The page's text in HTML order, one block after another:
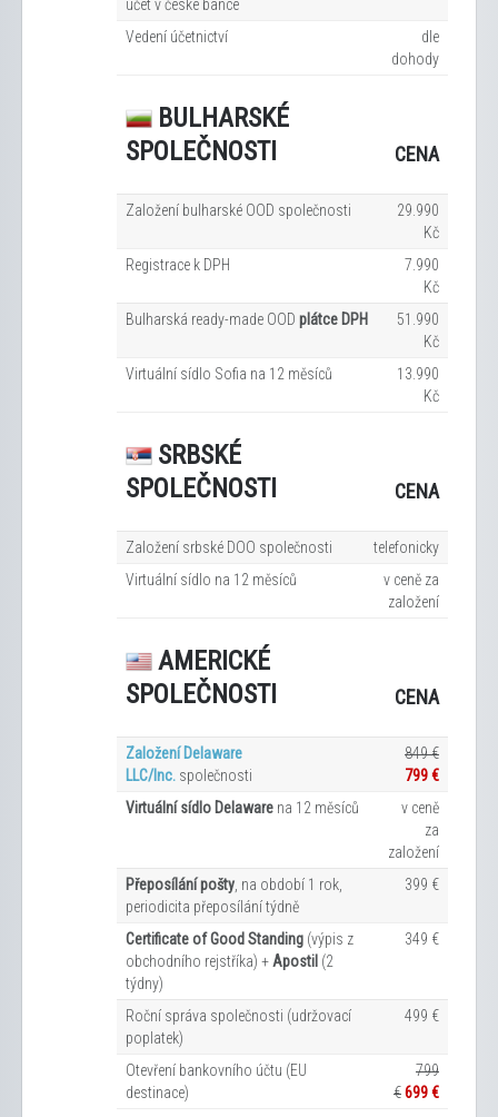
účet v české bance
Vedení účetnictví
dle
dohody
BULHARSKÉ
SPOLEČNOSTI
CENA
Založení bulharské OOD společnosti
29.990
Kč
Registrace k DPH
7.990
Kč
Bulharská ready-made OOD plátce DPH
51.990
Kč
Virtuální sídlo Sofia na 12 měsíců
13.990
Kč
SRBSKÉ
SPOLEČNOSTI
CENA
Založení srbské DOO společnosti
telefonicky
Virtuální sídlo na 12 měsíců
v ceně za
založení
AMERICKÉ
SPOLEČNOSTI
CENA
Založení Delaware
LLC/Inc. společnosti
849 €
799 €
Virtuální sídlo Delaware na 12 měsíců
v ceně
za
založení
Přeposílání pošty , na období 1 rok,
periodicita přeposílání týdně
399 €
Certificate of Good Standing (výpis z
obchodního rejstříka) + Apostil (2
týdny)
349 €
Roční správa společnosti (udržovací
poplatek)
499 €
Otevření bankovního účtu (EU
destinace)
799
€699 €